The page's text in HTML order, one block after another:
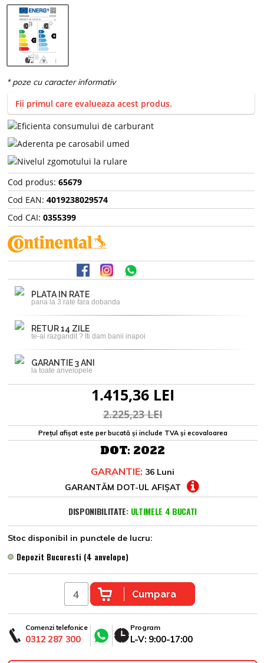
Fii primul care evalueaza acest produs.
Cod produs: 65679
Cod EAN: 4019238029574
Cod CAI: 0355399
PLATA IN RATE
pana la 3 rate fara dobanda
RETUR 14 ZILE
te-ai razgandit ? Iti dam banii inapoi
GARANTIE 3 ANI
la toate anvelopele
1.415,36 LEI
2.225,23 LEI
Prețul afișat este per bucată și include TVA și ecovaloarea
DOT: 2022
GARANTIE: 36 Luni
GARANTĂM DOT-UL AFIȘAT
DISPONIBILITATE: ULTIMELE 4 BUCATI
Stoc disponibil in punctele de lucru:
Depozit Bucuresti (4 anvelope)
Cumpara
Comenzi telefonice
0312 287 300
Program
L-V: 9:00-17:00